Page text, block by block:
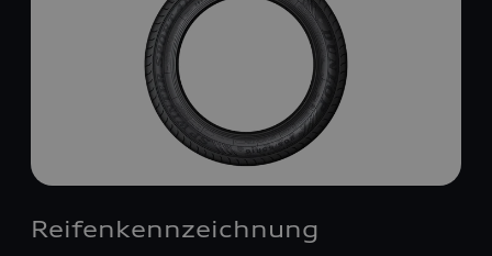
Reifenkennzeichnung